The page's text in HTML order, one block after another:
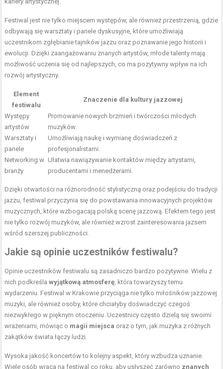
Festiwal jest nie tylko miejscem występów, ale również przestrzenią, gdzie
odbywają się warsztaty i panele dyskusyjne, które umożliwiają
uczestnikom zgłębianie tajników jazzu oraz poznawanie jego historii i
ewolucji. Dzięki zaangażowaniu znanych artystów, młode talenty mają
możliwość uczenia się od najlepszych, co ma pozytywny wpływ na ich
rozwój artystyczny.
Element
festiwalu
Znaczenie dla kultury jazzowej
Występy
artystów
Promowanie nowych brzmień i twórczości młodych
muzyków.
Warsztaty i
panele
Umożliwiają naukę i wymianę doświadczeń z
profesjonalistami.
Networking w
branży
Ułatwia nawiązywanie kontaktów między artystami,
producentami i menedżerami.
Dzięki otwartości na różnorodność stylistyczną oraz podejściu do tradycji
jazzu, festiwal przyczynia się do powstawania innowacyjnych projektów
muzycznych, które wzbogacają polską scenę jazzową. Efektem tego jest
nie tylko rozwój muzyków, ale również wzrost zainteresowania jazsem
wśród szerszej publiczności.
Jakie są opinie uczestników festiwalu?
Opinie uczestników festiwalu są zasadniczo bardzo pozytywne. Wielu z
nich podkreślawyjątkową atmosferę , która towarzyszy temu
wydarzeniu. Festiwal w Krakowie przyciąga nie tylko miłośników jazzowej
muzyki, ale również osoby, które chciałyby doświadczyć czegoś
niezwykłego w pięknym otoczeniu. Uczestnicy często dzielą się swoimi
wrażeniami, mówiąc o magii miejsca oraz o tym, jak muzyka z różnych
zakątków świata łączy ludzi.
Wysoka jakość koncertów to kolejny aspekt, który wzbudza uznanie.
Wiele osób wraca na festiwal co roku, aby usłyszeć zarówno znanych